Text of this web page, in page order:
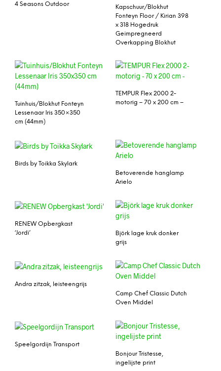
4 Seasons Outdoor
Kapschuur/Blokhut
Fonteyn Floor / Kirian 398
x 318 Hogedruk
Geimpregneerd
Overkapping Blokhut
Tuinhuis/Blokhut Fonteyn
Lessenaar Iris 350×350
cm (44mm)
TEMPUR Flex 2000 2-
motorig – 70 x 200 cm –
Birds by Toikka Skylark
Betoverende hanglamp
Arielo
RENEW Opbergkast
‘Jordi’
Björk lage kruk donker
grijs
Andra zitzak, leisteengrijs
Camp Chef Classic Dutch
Oven Middel
Speelgordijn Transport
Bonjour Tristesse,
ingelijste print